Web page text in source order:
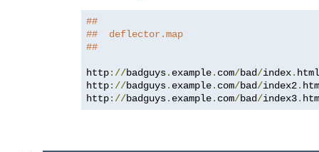
##
##  deflector.map
##
http://badguys. example. com/bad/index.
http://badguys. example. com/bad/index2.
http://badguys. example. com/bad/index3.